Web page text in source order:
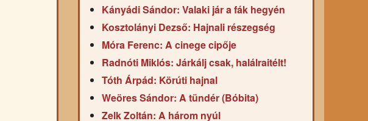
Kányádi Sándor: Valaki jár a fák hegyén
Kosztolányi Dezső: Hajnali részegség
Móra Ferenc: A cinege cipője
Radnóti Miklós: Járkálj csak, halálraitélt!
Tóth Árpád: Körúti hajnal
Weöres Sándor: A tündér (Bóbita)
Zelk Zoltán: A három nyúl